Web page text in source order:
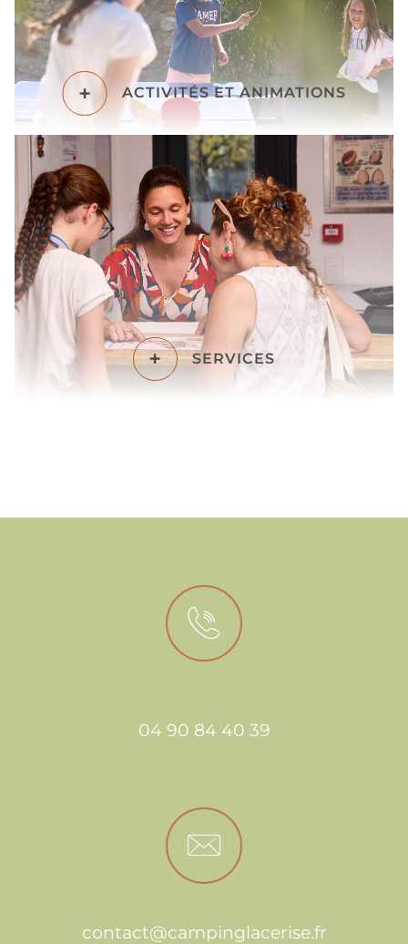
+ ACTIVITÉS ET ANIMATIONS
+ SERVICES
04 90 84 40 39
contact@campinglacerise.fr